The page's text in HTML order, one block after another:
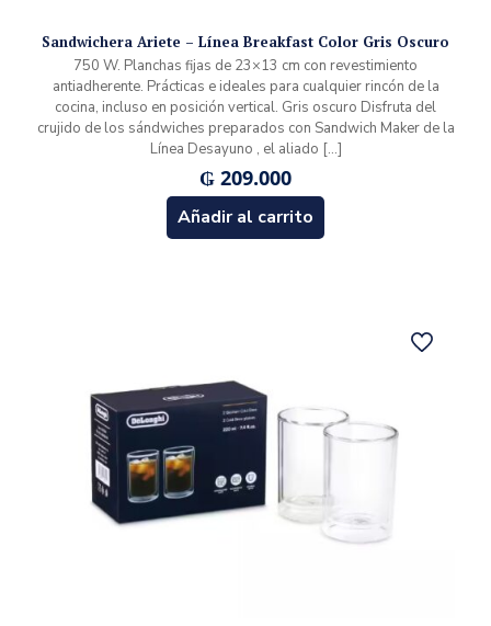
Sandwichera Ariete – Línea Breakfast Color Gris Oscuro
750 W. Planchas fijas de 23×13 cm con revestimiento
antiadherente. Prácticas e ideales para cualquier rincón de la
cocina, incluso en posición vertical. Gris oscuro Disfruta del
crujido de los sándwiches preparados con Sandwich Maker de la
Línea Desayuno , el aliado […]
₲ 209.000
Añadir al carrito